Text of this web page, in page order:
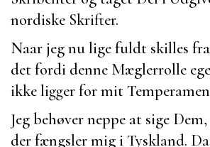
nordiske Skrifter.
Naar jeg nu lige fuldt skilles
det fordi denne Mæglerrolle
ikke ligger for mit
Jeg behøver neppe at sige
der fængsler mig i Tyskland. Da